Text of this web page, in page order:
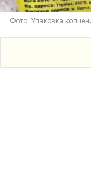
Фото: Упаковка